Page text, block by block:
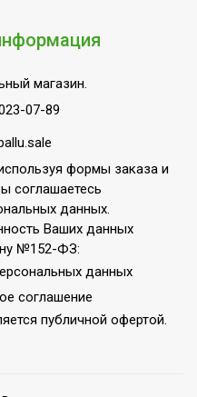
магазин.
07-89
формы заказа и
соглашаетесь
данных.
Ваших данных
№152-ФЗ:
данных
соглашение
публичной офертой.